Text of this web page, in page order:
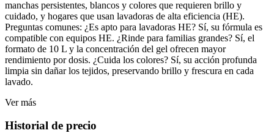
manchas persistentes, blancos y colores que requieren brillo y
cuidado, y hogares que usan lavadoras de alta eficiencia (HE).
Preguntas comunes: ¿Es apto para lavadoras HE? Sí, su fórmula es
compatible con equipos HE. ¿Rinde para familias grandes? Sí, el
formato de 10 L y la concentración del gel ofrecen mayor
rendimiento por dosis. ¿Cuida los colores? Sí, su acción profunda
limpia sin dañar los tejidos, preservando brillo y frescura en cada
lavado.
Ver más
Historial de precio